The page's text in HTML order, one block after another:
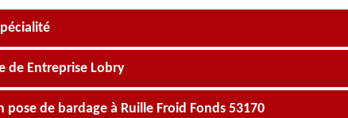
de Entreprise Lobry
de bardage à Ruille Froid Fonds 53170